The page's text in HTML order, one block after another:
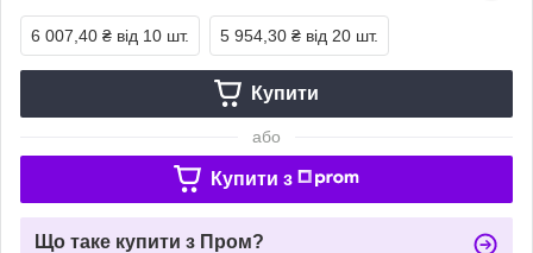
6 007,40 ₴ від 10 шт. 5 954,30 ₴ від 20 шт.
Купити
або
Купити з
Що таке купити з Пром?